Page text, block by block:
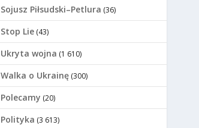
Sojusz Piłsudski–Petlura (36)
Stop Lie (43)
Ukryta wojna (1 610)
Walka o Ukrainę (300)
Polecamy (20)
Polityka (3 613)